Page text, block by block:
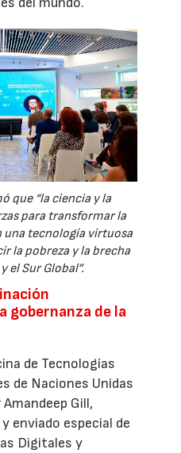
que “la ciencia y la
para transformar la
tecnología virtuosa
la pobreza y la brecha
el Sur Global”.
gobernanza de la
de Tecnologías
de Naciones Unidas
Gill,
enviado especial de
Digitales y